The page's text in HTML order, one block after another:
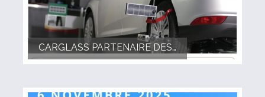
CARGLASS PARTENAIRE DES RENCONTRES DE L AIAM